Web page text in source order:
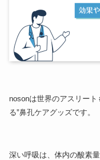
nosonは世界のアスリー
る”鼻孔ケアグッズです。
深い呼吸は、体内の酸素